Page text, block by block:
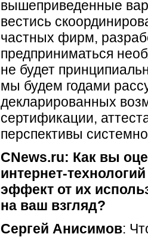
вышеприведенные
вестись
частных фирм,
предприниматься
не будет
мы будем годами
декларированных
сертификации,
перспективы
CNews.ru: Как вы
интернет-технологий
эффект от их
на ваш взгляд?
Сергей Анисимов: